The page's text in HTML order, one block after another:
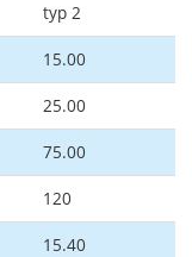
typ 2
15.00
25.00
75.00
120
15.40